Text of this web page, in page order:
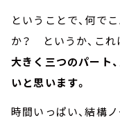
ということで、何で
か？ というか、こ
大きく三つのパート
いと思います。
時間いっぱい、結構